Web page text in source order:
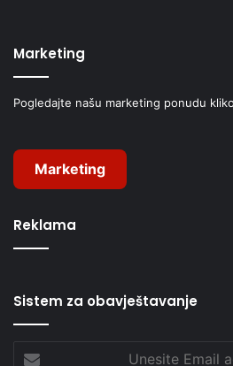
Marketing
Pogledajte našu marketing ponudu
Marketing
Reklama
Sistem za obavještavanje